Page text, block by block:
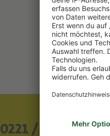
0221 / 13 97 28 - 0